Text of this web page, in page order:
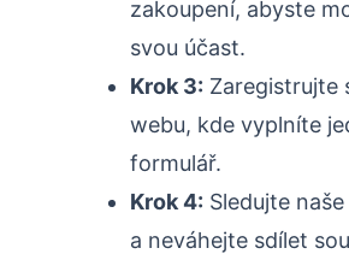
zakoupení, abyste
svou účast.
Krok 3: Zaregistrujte
webu, kde vyplníte
formulář.
Krok 4: Sledujte
a neváhejte sdílet